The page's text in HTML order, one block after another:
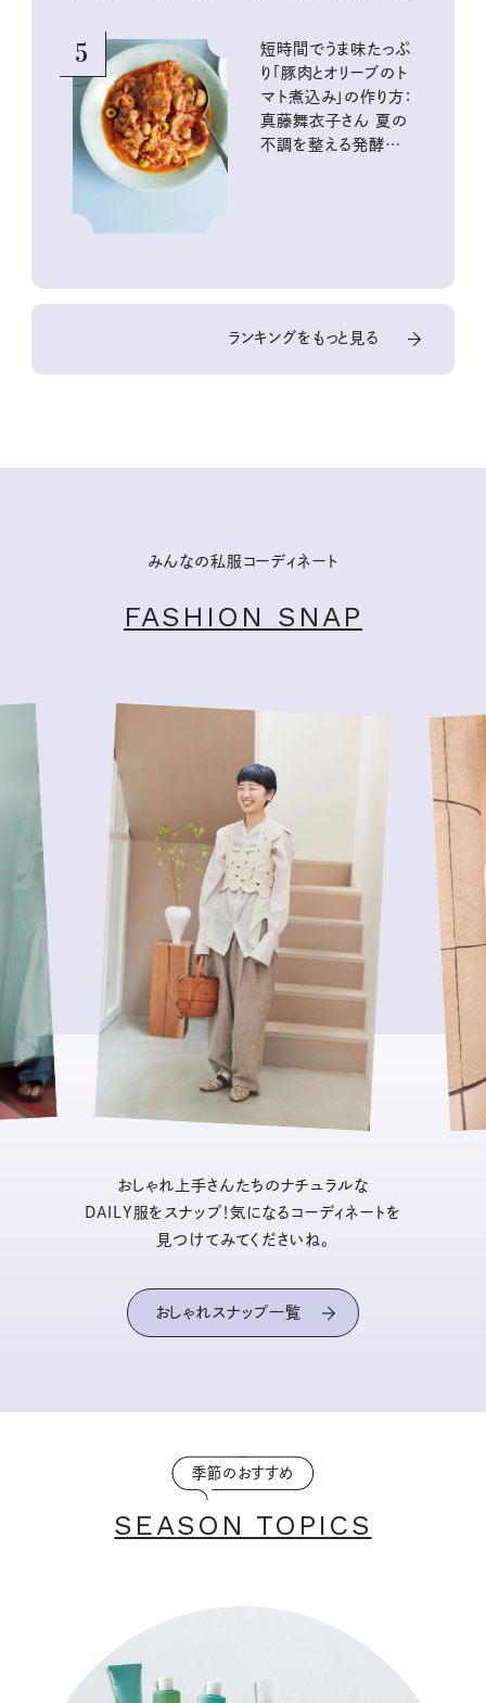
5
短時間でうま味たっぷ
り「豚肉とオリーブのト
マト煮込み」の作り方：
真藤舞衣子さん 夏の
不調を整える発酵レ
ランキングをもっと見る
みんなの私服コーディネート
FASHION SNAP
おしゃれ上手さんたちのナチュラルな
DAILY服をスナップ！気になるコーディネートを
見つけてみてくださいね。
おしゃれスナップ一覧
季節のおすすめ
SEASON TOPICS